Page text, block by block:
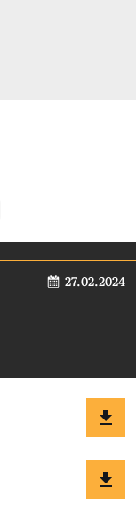
27.02.2024